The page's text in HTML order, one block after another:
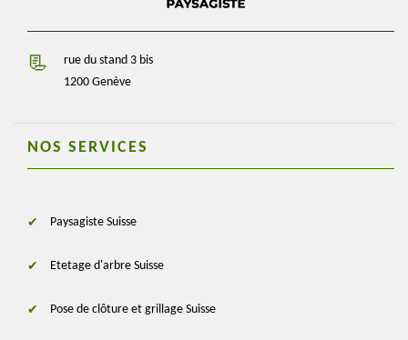
rue du stand 3 bis
1200 Genève
NOS SERVICES
Paysagiste Suisse
Etetage d'arbre Suisse
Pose de clôture et grillage Suisse